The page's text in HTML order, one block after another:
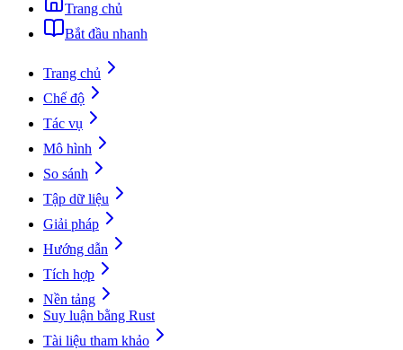
Trang chủ
Bắt đầu nhanh
Trang chủ
Chế độ
Tác vụ
Mô hình
So sánh
Tập dữ liệu
Giải pháp
Hướng dẫn
Tích hợp
Nền tảng
Suy luận bằng Rust
Tài liệu tham khảo